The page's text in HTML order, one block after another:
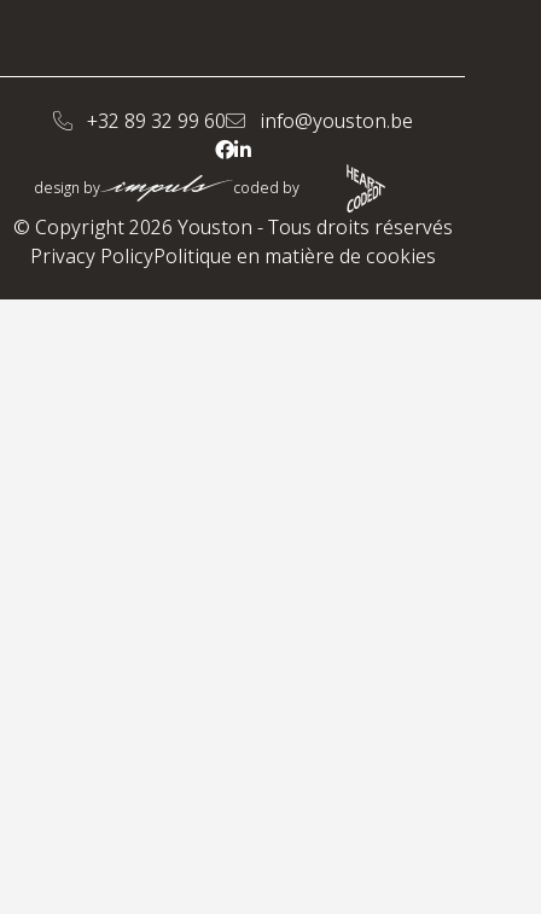
+32 89 32 99 60 info@youston.be
design by coded by
© Copyright 2026 Youston - Tous droits réservés
Privacy PolicyPolitique en matière de cookies